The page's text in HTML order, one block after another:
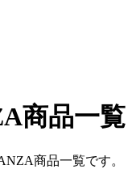
商品一覧
商品一覧です。